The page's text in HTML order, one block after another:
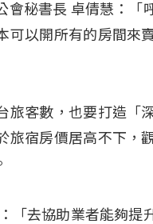
會秘書長 卓倩慧：
可以開所有的房間來
旅客數，也要打造「
旅宿房價居高不下，
「去協助業者能夠提